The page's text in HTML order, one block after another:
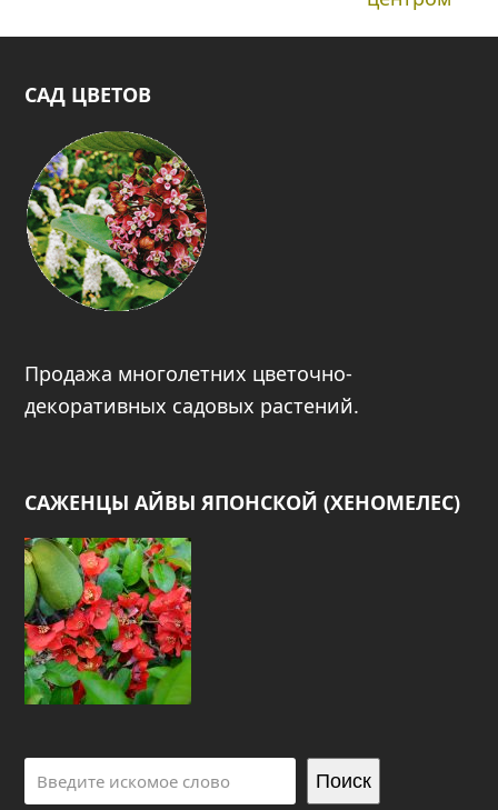
САД ЦВЕТОВ
Продажа многолетних цветочно-
декоративных садовых растений.
САЖЕНЦЫ АЙВЫ ЯПОНСКОЙ (ХЕНОМЕЛЕС)
Поиск